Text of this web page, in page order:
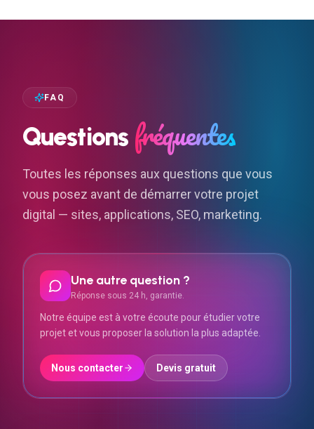
FAQ
Questions fréquentes
Toutes les réponses aux questions que vous
vous posez avant de démarrer votre projet
digital — sites, applications, SEO, marketing.
Une autre question ?
Réponse sous 24 h, garantie.
Notre équipe est à votre écoute pour étudier votre
projet et vous proposer la solution la plus adaptée.
Nous contacter Devis gratuit